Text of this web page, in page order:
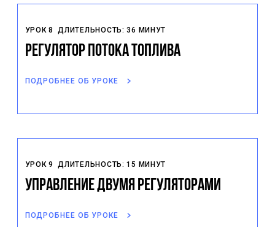
УРОК 8 ДЛИТЕЛЬНОСТЬ: 36 МИНУТ
Регулятор потока топлива
ПОДРОБНЕЕ ОБ УРОКЕ
УРОК 9 ДЛИТЕЛЬНОСТЬ: 15 МИНУТ
Управление двумя регуляторами
ПОДРОБНЕЕ ОБ УРОКЕ